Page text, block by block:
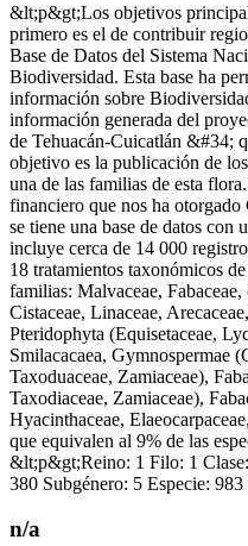
&lt;p&gt;Los objetivos
primero es el de contribuir
Base de Datos del Sistema
Biodiversidad. Esta base ha
información sobre
información generada del
de Tehuacán-Cuicatlán &#34;
objetivo es la publicación de
una de las familias de esta
financiero que nos ha
se tiene una base de datos con
incluye cerca de 14 000
18 tratamientos taxonómicos
familias: Malvaceae,
Cistaceae, Linaceae,
Pteridophyta (Equisetaceae,
Smilacacaea, Gymnospermae
Taxoduaceae, Zamiaceae),
Taxodiaceae, Zamiaceae),
Hyacinthaceae,
que equivalen al 9% de las
&lt;p&gt;Reino: 1 Filo: 1
380 Subgénero: 5 Especie:
n/a